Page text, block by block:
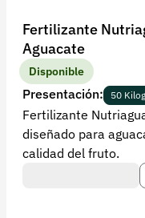
Fertilizante
Aguacate
Disponible
Presentación: 50
Fertilizante
diseñado para
calidad del fruto.
Recuperar contraseña
Contacto
Soporte
+57 323 2931928
contacto@croper.com
© 2026 Croper.com